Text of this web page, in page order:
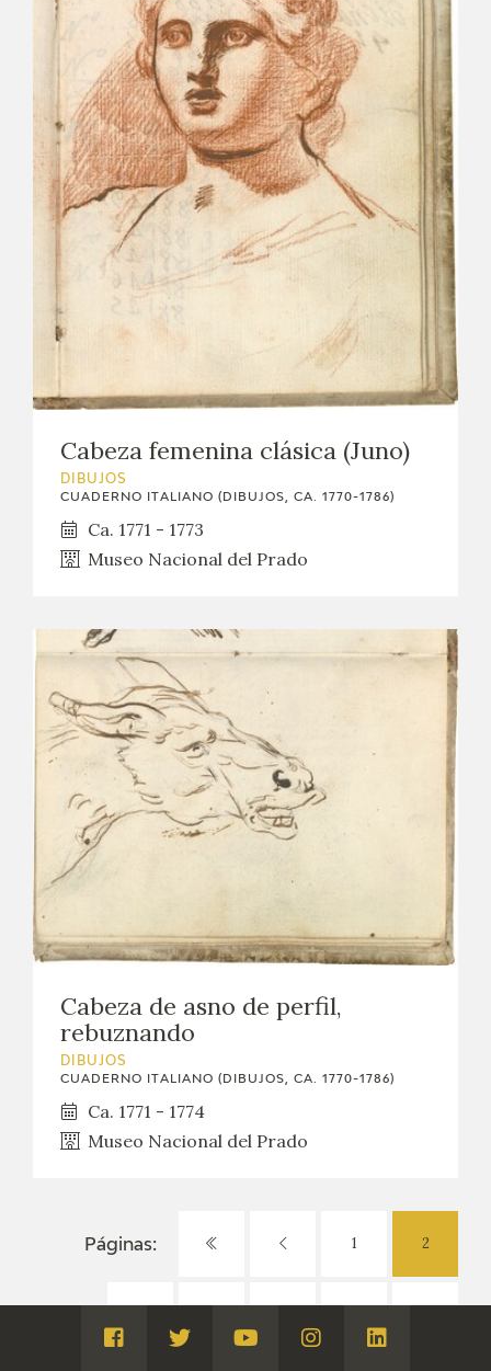
Cabeza femenina clásica (Juno)
DIBUJOS
CUADERNO ITALIANO (DIBUJOS, CA. 1770-1786)
Ca. 1771 - 1773
Museo Nacional del Prado
Cabeza de asno de perfil,
rebuznando
DIBUJOS
CUADERNO ITALIANO (DIBUJOS, CA. 1770-1786)
Ca. 1771 - 1774
Museo Nacional del Prado
Páginas: 1 2
Visita
Visita
Visita
Visita
Visita